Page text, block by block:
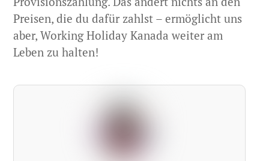
Preisen, die du dafür zahlst – ermöglicht uns
aber, Working Holiday Kanada weiter am
Leben zu halten!